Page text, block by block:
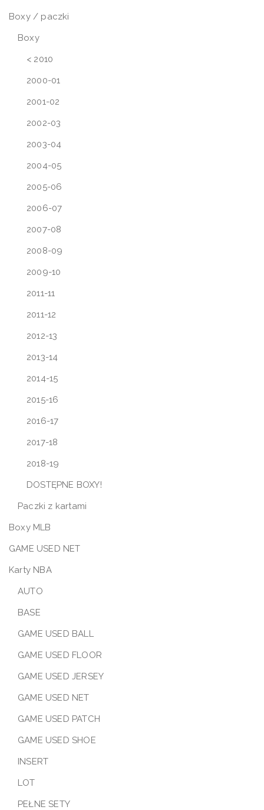
Boxy / paczki
Boxy
< 2010
2000-01
2001-02
2002-03
2003-04
2004-05
2005-06
2006-07
2007-08
2008-09
2009-10
2011-11
2011-12
2012-13
2013-14
2014-15
2015-16
2016-17
2017-18
2018-19
DOSTĘPNE BOXY!
Paczki z kartami
Boxy MLB
GAME USED NET
Karty NBA
AUTO
BASE
GAME USED BALL
GAME USED FLOOR
GAME USED JERSEY
GAME USED NET
GAME USED PATCH
GAME USED SHOE
INSERT
LOT
PEŁNE SETY